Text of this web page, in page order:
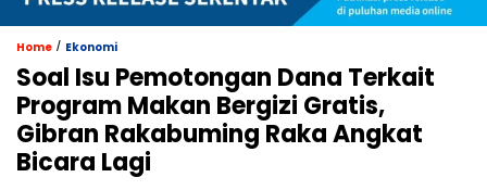
Home / Ekonomi
Soal Isu Pemotongan Dana Terkait
Program Makan Bergizi Gratis,
Gibran Rakabuming Raka Angkat
Bicara Lagi